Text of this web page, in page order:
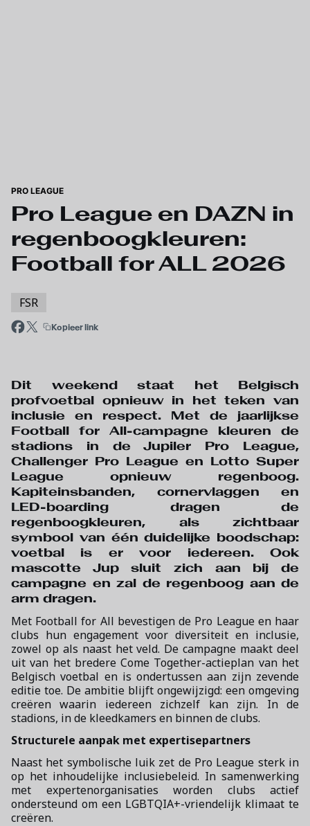
PRO LEAGUE
Pro League en DAZN in
regenboogkleuren:
Football for ALL 2026
FSR
Kopieer link
Dit weekend staat het Belgisch
profvoetbal opnieuw in het teken van
inclusie en respect. Met de jaarlijkse
Football for All-campagne kleuren de
stadions in de Jupiler Pro League,
Challenger Pro League en Lotto Super
League opnieuw regenboog.
Kapiteinsbanden, cornervlaggen en
LED-boarding dragen de
regenboogkleuren, als zichtbaar
symbool van één duidelijke boodschap:
voetbal is er voor iedereen. Ook
mascotte Jup sluit zich aan bij de
campagne en zal de regenboog aan de
arm dragen.
Met Football for All bevestigen de Pro League en haar
clubs hun engagement voor diversiteit en inclusie,
zowel op als naast het veld. De campagne maakt deel
uit van het bredere Come Together-actieplan van het
Belgisch voetbal en is ondertussen aan zijn zevende
editie toe. De ambitie blijft ongewijzigd: een omgeving
creëren waarin iedereen zichzelf kan zijn. In de
stadions, in de kleedkamers en binnen de clubs.
Structurele aanpak met expertisepartners
Naast het symbolische luik zet de Pro League sterk in
op het inhoudelijke inclusiebeleid. In samenwerking
met expertenorganisaties worden clubs actief
ondersteund om een LGBTQIA+-vriendelijk klimaat te
creëren.